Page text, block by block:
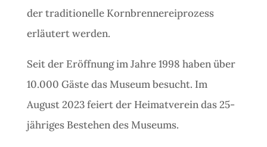
der traditionelle Kornbrennereiprozess
erläutert werden.
Seit der Eröffnung im Jahre 1998 haben über
10.000 Gäste das Museum besucht. Im
August 2023 feiert der Heimatverein das 25-
jähriges Bestehen des Museums.